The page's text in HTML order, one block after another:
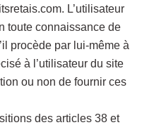
L’utilisateur
toute connaissance de
procède par lui-même à
à l’utilisateur du site
ou non de fournir ces
des articles 38 et